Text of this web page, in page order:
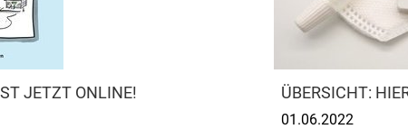
JETZT ONLINE! ÜBERSICHT:
01.06.2022